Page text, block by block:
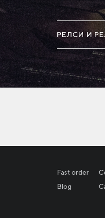
РЕЛСИ И
Fast order
Blog